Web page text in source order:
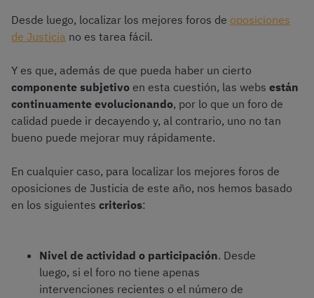
Desde luego, localizar los mejores foros de oposiciones
de Justicia no es tarea fácil.
Y es que, además de que pueda haber un cierto
componente subjetivo en esta cuestión, las webs están
continuamente evolucionando, por lo que un foro de
calidad puede ir decayendo y, al contrario, uno no tan
bueno puede mejorar muy rápidamente.
En cualquier caso, para localizar los mejores foros de
oposiciones de Justicia de este año, nos hemos basado
en los siguientes criterios:
Nivel de actividad o participación. Desde
luego, si el foro no tiene apenas
intervenciones recientes o el número de